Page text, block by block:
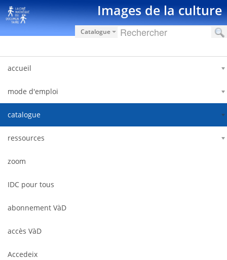
Salta al contigut Images de la culture
Catalogue
accueil
mode d'emploi
catalogue
ressources
zoom
IDC pour tous
abonnement VàD
accès VàD
Accedeix